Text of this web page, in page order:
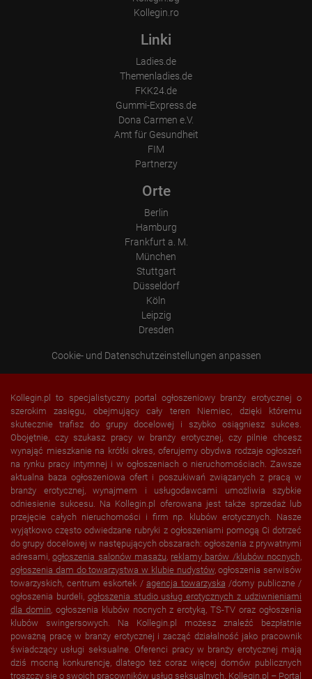
Kollegin.ro
Linki
Ladies.de
Themenladies.de
FKK24.de
Gummi-Express.de
Dona Carmen e.V.
Amt für Gesundheit
FIM
Partnerzy
Orte
Berlin
Hamburg
Frankfurt a. M.
München
Stuttgart
Düsseldorf
Köln
Leipzig
Dresden
Cookie- und Datenschutzeinstellungen anpassen
Kollegin.pl to specjalistyczny portal ogłoszeniowy branży erotycznej o
szerokim zasięgu, obejmujący cały teren Niemiec, dzięki któremu
skutecznie trafisz do grupy docelowej i szybko osiągniesz sukces.
Obojętnie, czy szukasz pracy w branży erotycznej, czy pilnie chcesz
wynająć mieszkanie na krótki okres, oferujemy obydwa rodzaje ogłoszeń
na rynku pracy intymnej i w ogłoszeniach o nieruchomościach. Zawsze
aktualna baza ogłoszeniowa ofert i poszukiwań związanych z pracą w
branży erotycznej, wynajmem i usługodawcami umożliwia szybkie
odniesienie sukcesu. Na Kollegin.pl oferowana jest także sprzedaż lub
przejęcie całych nieruchomości i firm np. klubów erotycznych. Nasze
wyjątkowo często odwiedzane rubryki z ogłoszeniami pomogą Ci dotrzeć
do grupy docelowej w następujących obszarach: ogłoszenia z prywatnymi
adresami,ogłoszenia salonów masażu, reklamy barów /klubów nocnych,
ogłoszenia dam do towarzystwa w klubie nudystów, ogłoszenia serwisów
towarzyskich, centrum eskortek / agencja towarzyska /domy publiczne /
ogłoszenia burdeli, ogłoszenia studio usług erotycznych z udziwnieniami
dla domin, ogłoszenia klubów nocnych z erotyką, TS-TV oraz ogłoszenia
klubów swingersowych. Na Kollegin.pl możesz znaleźć bezpłatnie
poważną pracę w branży erotycznej i zacząć działalność jako pracownik
świadczący usługi seksualne. Oferenci pracy w branży erotycznej mają
dziś mocną konkurencję, dlatego też coraz więcej domów publicznych
troszczy się o swoich pracowników usług seksualnych. Kollegin.pl – Portal